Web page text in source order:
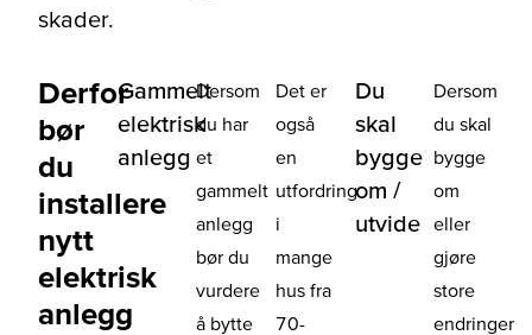
skader.
Derfor
bør
du
installere
nytt
elektrisk
anlegg
Gammelt
elektrisk
anlegg
Dersom
du har
et
gammelt
anlegg
bør du
vurdere
å bytte
Det er
også
en
utfordring
i
mange
hus fra
70-
Du
skal
bygge
om /
utvide
Dersom
du skal
bygge
om
eller
gjøre
store
endringer